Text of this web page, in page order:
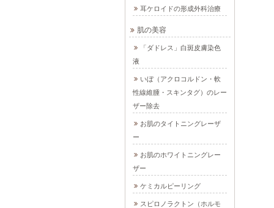
耳ケロイドの形成外科治療
肌の美容
「ダドレス」白斑皮膚染色
液
いぼ（アクロコルドン・軟
性線維腫・スキンタグ）のレー
ザー除去
お肌のタイトニングレーザ
ー
お肌のホワイトニングレー
ザー
ケミカルピーリング
スピロノラクトン（ホルモ